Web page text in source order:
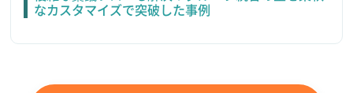
なカスタマイズで突破した事例